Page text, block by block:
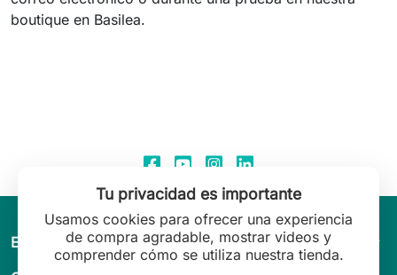
boutique en Basilea.
El mundo de Leilani Lingerie arrow_drop_down
Tu privacidad es importante
Usamos cookies para ofrecer una experiencia
de compra agradable, mostrar videos y
comprender cómo se utiliza nuestra tienda.